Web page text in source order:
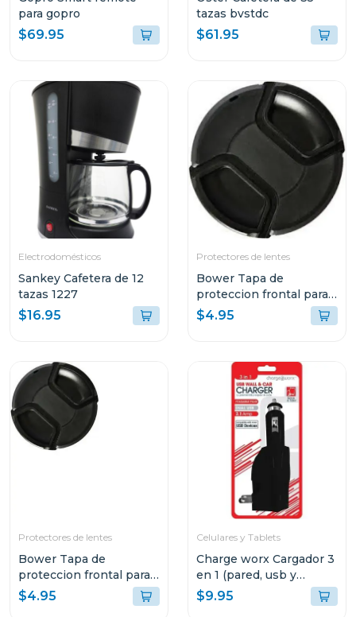
para gopro
$69.95
tazas bvstdc
$61.95
Electrodomésticos
Sankey Cafetera de 12
tazas 1227
$16.95
Protectores de lentes
Bower Tapa de
proteccion frontal para
lentes 67mm
$4.95
Protectores de lentes
Bower Tapa de
proteccion frontal para
lentes 72mm
$4.95
Celulares y Tablets
Charge worx Cargador 3
en 1 (pared, usb y
cargador de coche)
cx3025
$9.95